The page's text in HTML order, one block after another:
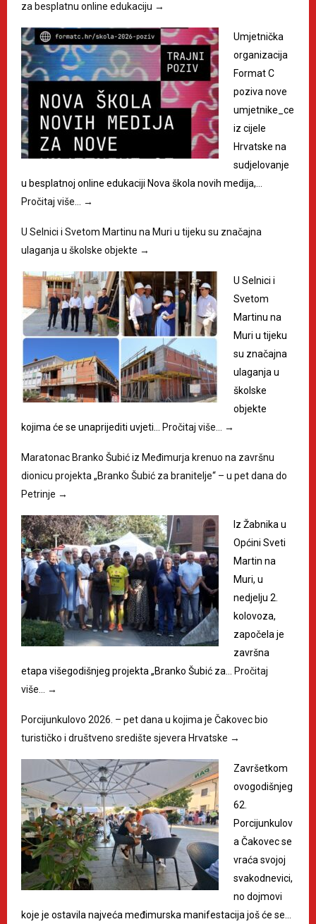
za besplatnu online edukaciju →
Umjetnička
organizacija
Format C
poziva nove
umjetnike_ce
iz cijele
Hrvatske na
sudjelovanje
u besplatnoj online edukaciji Nova škola novih medija,…
Pročitaj više…
→
U Selnici i Svetom Martinu na Muri u tijeku su značajna
ulaganja u školske objekte →
U Selnici i
Svetom
Martinu na
Muri u tijeku
su značajna
ulaganja u
školske
objekte
kojima će se unaprijediti uvjeti…
Pročitaj više… →
Maratonac Branko Šubić iz Međimurja krenuo na završnu
dionicu projekta „Branko Šubić za branitelje“ – u pet dana do
Petrinje →
Iz Žabnika u
Općini Sveti
Martin na
Muri, u
nedjelju 2.
kolovoza,
započela je
završna
etapa višegodišnjeg projekta „Branko Šubić za…
Pročitaj
više…
→
Porcijunkulovo 2026. – pet dana u kojima je Čakovec bio
turističko i društveno središte sjevera Hrvatske →
Završetkom
ovogodišnjeg
62.
Porcijunkulov
a Čakovec se
vraća svojoj
svakodnevici,
no dojmovi
koje je ostavila najveća međimurska manifestacija još će se…